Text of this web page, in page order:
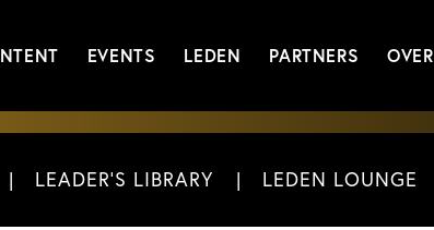
EVENTS LEDEN PARTNERS OVER
LEADER'S LIBRARY LEDEN LOUNGE